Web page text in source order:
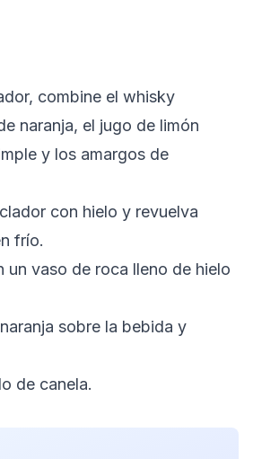
combine el whisky
naranja, el jugo de limón
y los amargos de
con hielo y revuelva
frío.
un vaso de roca lleno de hielo
sobre la bebida y
de canela.